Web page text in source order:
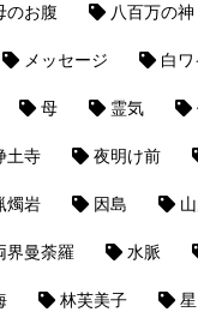
のお腹 八百万の神
メッセージ 白ワ
母 霊気
土寺 夜明け前
燭岩 因島
界曼荼羅 水脈
林芙美子